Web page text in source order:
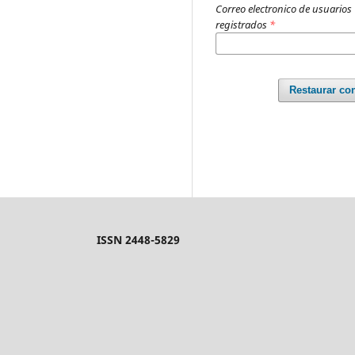
Correo electronico de usuarios
registrados *
Restaurar
ISSN 2448-5829